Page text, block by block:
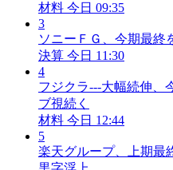
材料 今日 09:35
3
ソニーＦＧ、今期最終
決算 今日 11:30
4
フジクラ---大幅続伸、
ブ視続く
材料 今日 12:44
5
楽天グループ、上期最